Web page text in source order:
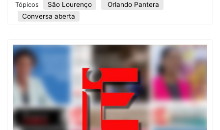
Tópicos São Lourenço
Orlando Pantera
Conversa aberta